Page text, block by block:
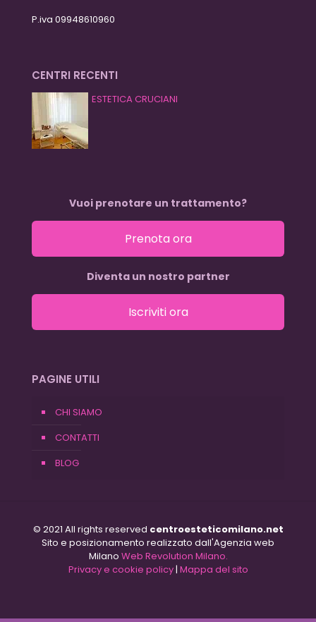
P.iva 09948610960
CENTRI RECENTI
ESTETICA CRUCIANI
Vuoi prenotare un trattamento?
Prenota ora
Diventa un nostro partner
Iscriviti ora
PAGINE UTILI
CHI SIAMO
CONTATTI
BLOG
© 2021 All rights reserved centroesteticomilano.net
Sito e posizionamento realizzato dall'Agenzia web
Milano Web Revolution Milano.
Privacy e cookie policy| Mappa del sito